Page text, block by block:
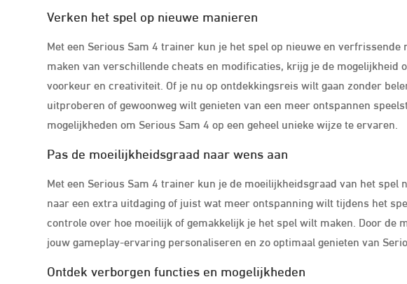
Verken het spel op nieuwe manieren
Met een Serious Sam 4 trainer kun je het spel op nieuwe en
maken van verschillende cheats en modificaties, krijg je de mogelijkheid
voorkeur en creativiteit. Of je nu op ontdekkingsreis wilt gaan zonder
uitproberen of gewoonweg wilt genieten van een meer ontspannen
mogelijkheden om Serious Sam 4 op een geheel unieke wijze te ervaren.
Pas de moeilijkheidsgraad naar wens aan
Met een Serious Sam 4 trainer kun je de moeilijkheidsgraad van het spel
naar een extra uitdaging of juist wat meer ontspanning wilt tijdens het
controle over hoe moeilijk of gemakkelijk je het spel wilt maken. Door de
jouw gameplay-ervaring personaliseren en zo optimaal genieten van
Ontdek verborgen functies en mogelijkheden